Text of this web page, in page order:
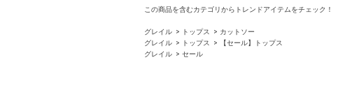
この商品を含むカテゴリからトレンドアイテムをチェック！
グレイル トップス
カットソー
グレイル
トップス
【セール】トップス
グレイル
セール